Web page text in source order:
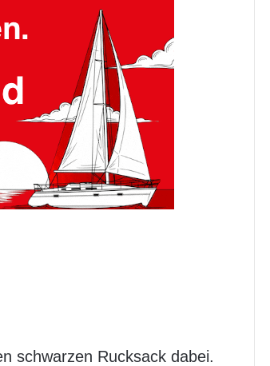
schwarzen Rucksack dabei.